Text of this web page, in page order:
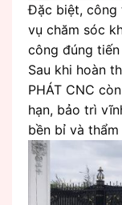
Đặc biệt, công
vụ chăm sóc
công đúng
Sau khi hoàn
PHÁT CNC
hạn, bảo trì
bền bỉ và